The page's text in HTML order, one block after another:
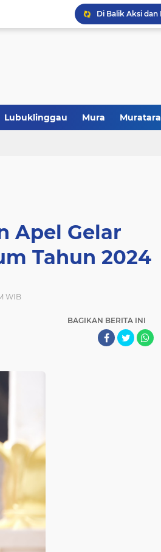
Lubuklinggau Mura Muratara
Apel Gelar
Tahun 2024
WIB
BAGIKAN BERITA INI